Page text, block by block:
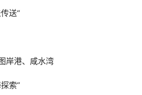
送“
岸港、咸水湾
索“